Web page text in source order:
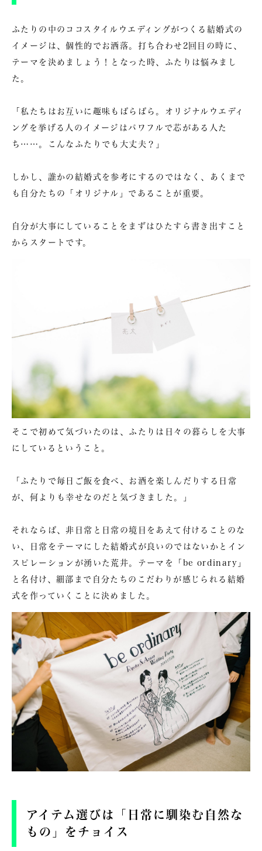
ふたりの中のココスタイルウエディングがつくる結婚式の
イメージは、個性的でお洒落。打ち合わせ2回目の時に、
テーマを決めましょう！となった時、ふたりは悩みまし
た。
「私たちはお互いに趣味もばらばら。オリジナルウエディ
ングを挙げる人のイメージはパワフルで芯がある人た
ち……。こんなふたりでも大丈夫？」
しかし、誰かの結婚式を参考にするのではなく、あくまで
も自分たちの「オリジナル」であることが重要。
自分が大事にしていることをまずはひたすら書き出すこと
からスタートです。
そこで初めて気づいたのは、ふたりは日々の暮らしを大事
にしているということ。
「ふたりで毎日ご飯を食べ、お酒を楽しんだりする日常
が、何よりも幸せなのだと気づきました。」
それならば、非日常と日常の境目をあえて付けることのな
い、日常をテーマにした結婚式が良いのではないかとイン
スピレーションが湧いた荒井。テーマを
「be ordinary」
と名付け、細部まで自分たちのこだわりが感じられる結婚
式を作っていくことに決めました。
アイテム選びは「日常に馴染む自然な
もの」をチョイス